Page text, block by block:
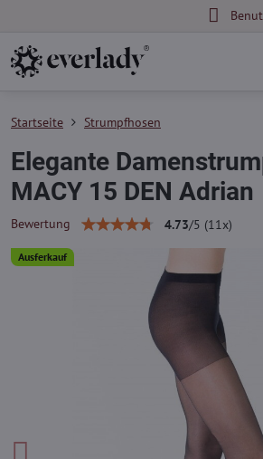
Ausferkauf
Startseite Strumpfhosen
Elegante
MACY 15 DEN Adrian
Bewertung 4.73/5 (11 x)